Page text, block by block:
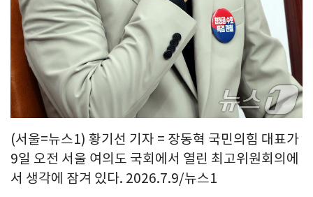
(서울=뉴스1) 황기선 기자 = 장동혁 국민의힘 대표가
9일 오전 서울 여의도 국회에서 열린 최고위원회의에
서 생각에 잠겨 있다. 2026.7.9/뉴스1